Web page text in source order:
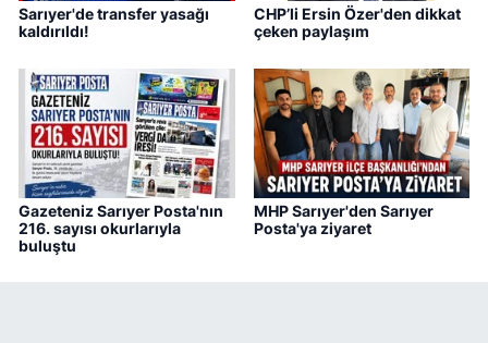
Sarıyer'de transfer yasağı
kaldırıldı!
CHP’li Ersin Özer'den dikkat
çeken paylaşım
Gazeteniz Sarıyer Posta'nın
216. sayısı okurlarıyla
buluştu
MHP Sarıyer'den Sarıyer
Posta'ya ziyaret